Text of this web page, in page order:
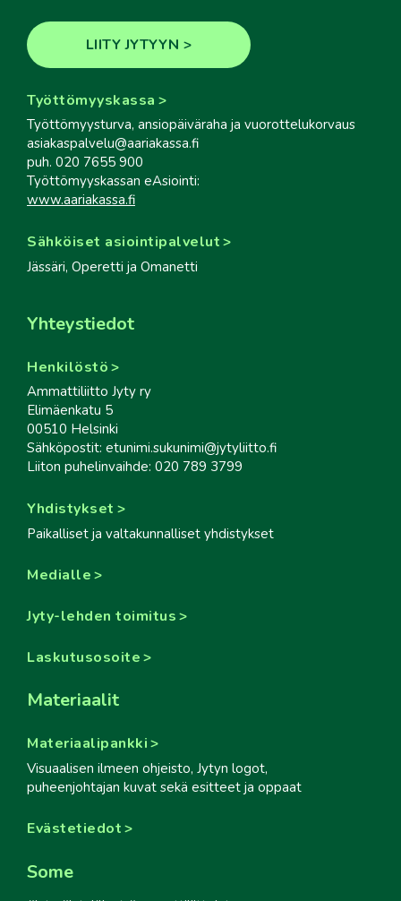
LIITY JYTYYN
Työttömyyskassa
Työttömyysturva, ansiopäiväraha ja vuorottelukorvaus
asiakaspalvelu@aariakassa.fi
puh. 020 7655 900
Työttömyyskassan eAsiointi:
www.aariakassa.fi
Sähköiset asiointipalvelut
Jässäri, Operetti ja Omanetti
Yhteystiedot
Henkilöstö
Ammattiliitto Jyty ry
Elimäenkatu 5
00510 Helsinki
Sähköpostit: etunimi.sukunimi@jytyliitto.fi
Liiton puhelinvaihde: 020 789 3799
Yhdistykset
Paikalliset ja valtakunnalliset yhdistykset
Medialle
Jyty-lehden toimitus
Laskutusosoite
Materiaalit
Materiaalipankki
Visuaalisen ilmeen ohjeisto, Jytyn logot,
puheenjohtajan kuvat sekä esitteet ja oppaat
Evästetiedot
Some